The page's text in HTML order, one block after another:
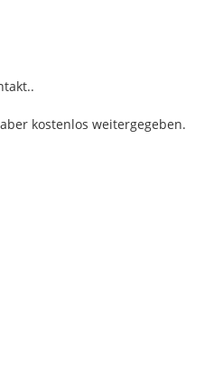
kostenlos weitergegeben.